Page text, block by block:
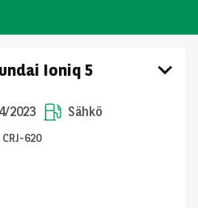
Ioniq 5
2023
Sähkö
CRJ-620